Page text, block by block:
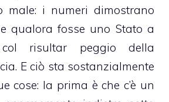
male: i numeri dimostrano
qualora fosse uno Stato a
risultar peggio della
. E ciò sta sostanzialmente
cose: la prima è che c’è un